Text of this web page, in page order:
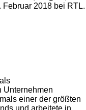
Februar 2018 bei RTL.
Unternehmen
einer der größten